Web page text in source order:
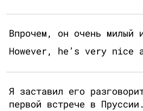
Впрочем, он очень милый
However, he’s very nice
Я заставил его
первой встрече в Пруссии.